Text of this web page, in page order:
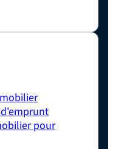
pour